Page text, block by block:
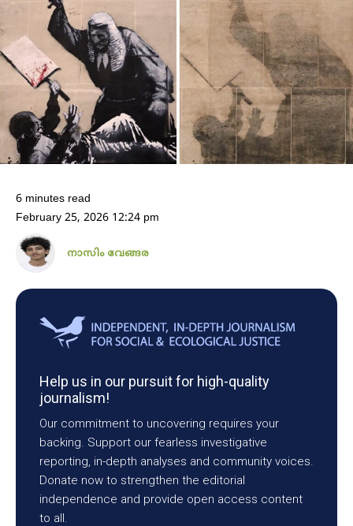
6 minutes read
February 25, 2026 12:24 pm
നാസിം വേങ്ങര
Help us in our pursuit for high-quality
journalism!
Our commitment to uncovering requires your
backing. Support our fearless investigative
reporting, in-depth analyses and community voices.
Donate now to strengthen the editorial
independence and provide open access content
to all.